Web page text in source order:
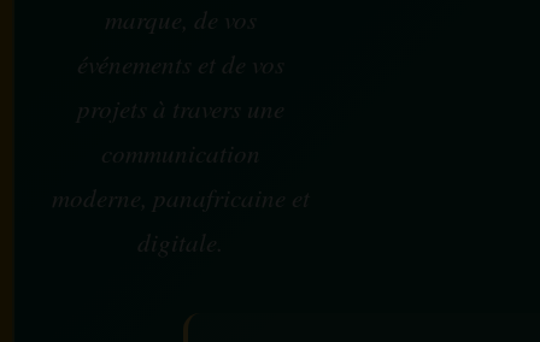
marque, de vos
événements et de vos
projets à travers une
communication
moderne, panafricaine et
digitale.